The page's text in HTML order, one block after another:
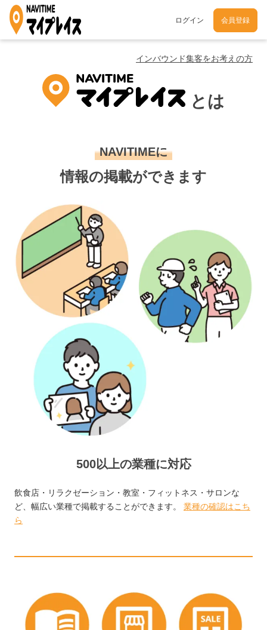
ログイン 会員登録
インバウンド集客をお考えの方
とは
NAVITIMEに
情報の掲載ができます
500以上の業種に対応
飲食店・リラクゼーション・教室・フィットネス・サロンな
ど、幅広い業種で掲載することができます。 業種の確認はこち
ら